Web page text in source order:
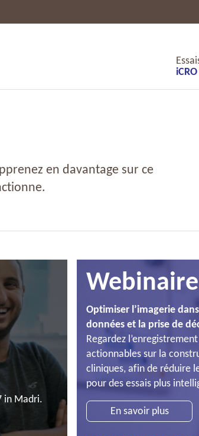
iCRO
en davantage sur ce
in Madri.
Webinaire
Optimiser l’imagerie
données et la prise de
Regardez
actionnables sur la
cliniques, afin de réduire
pour des essais plus
En savoir plus